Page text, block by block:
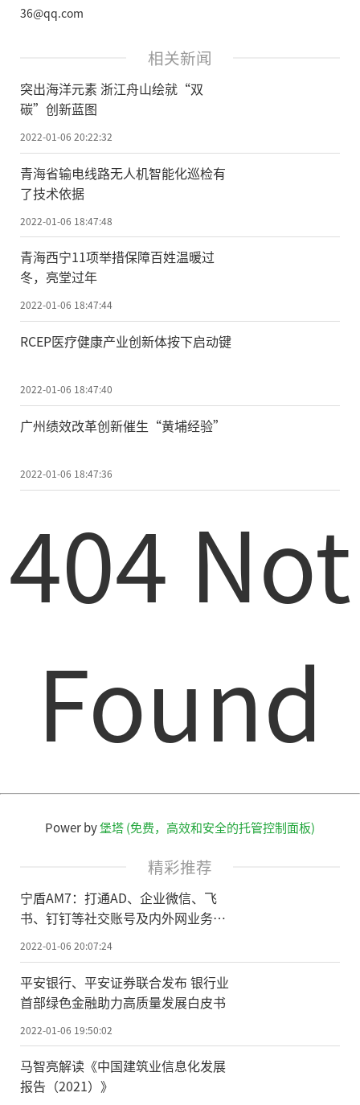
36@qq.com
相关新闻
突出海洋元素 浙江舟山绘就“双
碳”创新蓝图
2022-01-06 20:22:32
青海省输电线路无人机智能化巡检有
了技术依据
2022-01-06 18:47:48
青海西宁11项举措保障百姓温暖过
冬，亮堂过年
2022-01-06 18:47:44
RCEP医疗健康产业创新体按下启动键
2022-01-06 18:47:40
广州绩效改革创新催生“黄埔经验”
2022-01-06 18:47:36
404 Not
Found
Power by堡塔 (免费，高效和安全的托管控制面板)
精彩推荐
宁盾AM7：打通AD、企业微信、飞
书、钉钉等社交账号及内外网业务应
2022-01-06 20:07:24
平安银行、平安证券联合发布 银行业
首部绿色金融助力高质量发展白皮书
2022-01-06 19:50:02
马智亮解读《中国建筑业信息化发展
报告（2021）》